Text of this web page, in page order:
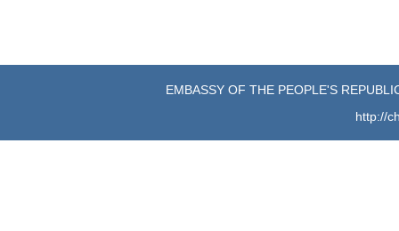
EMBASSY OF THE PEOPLE'S
http://